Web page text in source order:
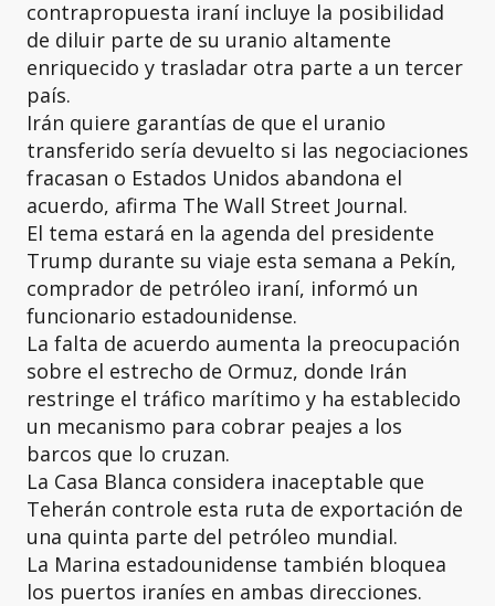
contrapropuesta iraní incluye la posibilidad
de diluir parte de su uranio altamente
enriquecido y trasladar otra parte a un tercer
país.
Irán quiere garantías de que el uranio
transferido sería devuelto si las negociaciones
fracasan o Estados Unidos abandona el
acuerdo, afirma The Wall Street Journal.
El tema estará en la agenda del presidente
Trump durante su viaje esta semana a Pekín,
comprador de petróleo iraní, informó un
funcionario estadounidense.
La falta de acuerdo aumenta la preocupación
sobre el estrecho de Ormuz, donde Irán
restringe el tráfico marítimo y ha establecido
un mecanismo para cobrar peajes a los
barcos que lo cruzan.
La Casa Blanca considera inaceptable que
Teherán controle esta ruta de exportación de
una quinta parte del petróleo mundial.
La Marina estadounidense también bloquea
los puertos iraníes en ambas direcciones.